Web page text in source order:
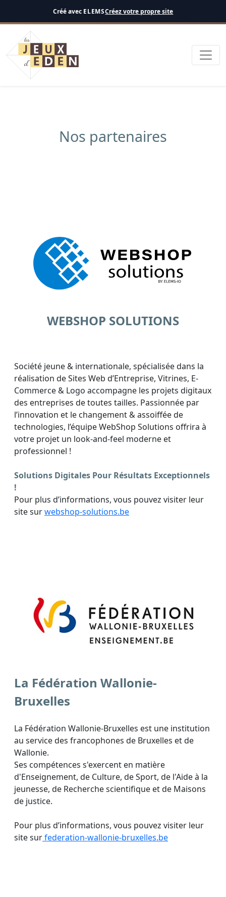
Créé avec ELEMSCréez votre propre site
Français
Nos partenaires
WEBSHOP SOLUTIONS
Société jeune & internationale, spécialisée dans la
réalisation de Sites Web d’Entreprise, Vitrines, E-
Commerce & Logo accompagne les projets digitaux
des entreprises de toutes tailles. Passionnée par
l’innovation et le changement & assoiffée de
technologies, l’équipe WebShop Solutions offrira à
votre projet un look-and-feel moderne et
professionnel !
Solutions Digitales Pour Résultats Exceptionnels
!
Pour plus d’informations, vous pouvez visiter leur
site surwebshop-solutions.be
La Fédération Wallonie-
Bruxelles
La Fédération Wallonie-Bruxelles est une institution
au service des francophones de Bruxelles et de
Wallonie.
Ses compétences s'exercent en matière
d'Enseignement, de Culture, de Sport, de l'Aide à la
jeunesse, de Recherche scientifique et de Maisons
de justice.
Pour plus d’informations, vous pouvez visiter leur
site surfederation-wallonie-bruxelles.be